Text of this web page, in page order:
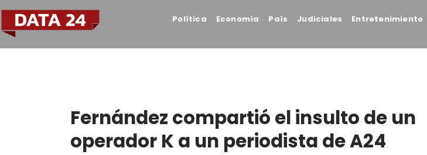
Política Economía País Judiciales Entretenimiento
Fernández compartió el insulto de un
operador K a un periodista de A24